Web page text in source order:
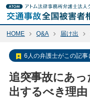
HOME Q&A 届け出
6人の弁護士がこの
追突事故にあ
出するべき理由